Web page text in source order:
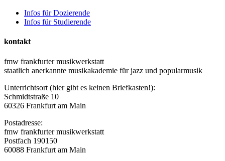
Infos für Dozierende
Infos für Studierende
kontakt
fmw frankfurter musikwerkstatt
staatlich anerkannte musikakademie für jazz und popularmusik
Unterrichtsort (hier gibt es keinen Briefkasten!):
Schmidtstraße 10
60326 Frankfurt am Main
Postadresse:
fmw frankfurter musikwerkstatt
Postfach 190150
60088 Frankfurt am Main